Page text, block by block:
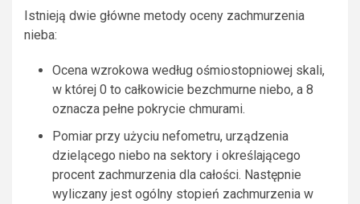
Istnieją dwie główne metody oceny zachmurzenia
nieba:
Ocena wzrokowa według ośmiostopniowej skali,
w której 0 to całkowicie bezchmurne niebo, a 8
oznacza pełne pokrycie chmurami.
Pomiar przy użyciu nefometru, urządzenia
dzielącego niebo na sektory i określającego
procent zachmurzenia dla całości. Następnie
wyliczany jest ogólny stopień zachmurzenia w